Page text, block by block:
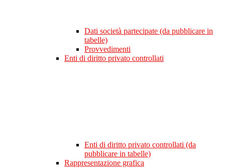
Dati società partecipate (da pubblicare in
tabelle)
Provvedimenti
Enti di diritto privato controllati
Enti di diritto privato controllati (da
pubblicare in tabelle)
Rappresentazione grafica